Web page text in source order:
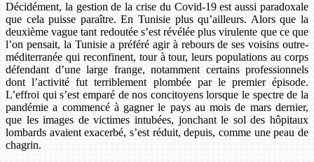
Décidément, la gestion de la crise du Covid-19 est aussi paradoxale
que cela puisse paraître. En Tunisie plus qu’ailleurs. Alors que la
deuxième vague tant redoutée s’est révélée plus virulente que ce que
l’on pensait, la Tunisie a préféré agir à rebours de ses voisins outre-
méditerranée qui reconfinent, tour à tour, leurs populations au corps
défendant d’une large frange, notamment certains professionnels
dont l’activité fut terriblement plombée par le premier épisode.
L’effroi qui s’est emparé de nos concitoyens lorsque le spectre de la
pandémie a commencé à gagner le pays au mois de mars dernier,
que les images de victimes intubées, jonchant le sol des hôpitaux
lombards avaient exacerbé, s’est réduit, depuis, comme une peau de
chagrin.